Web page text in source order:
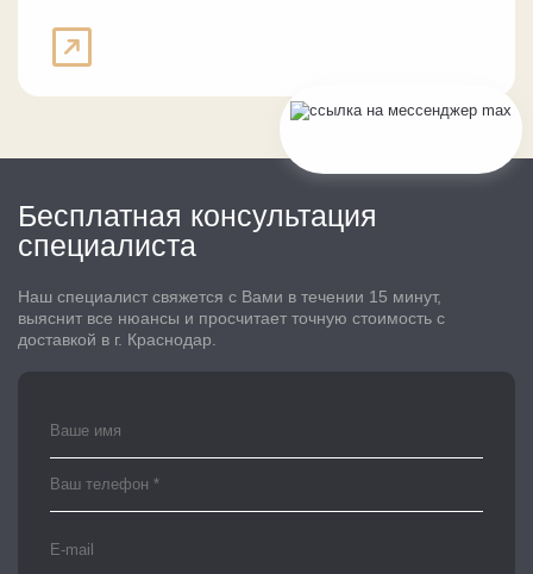
Бесплатная консультация
специалиста
Наш специалист свяжется с Вами в течении 15 минут,
выяснит все нюансы и просчитает точную стоимость с
доставкой в г. Краснодар.